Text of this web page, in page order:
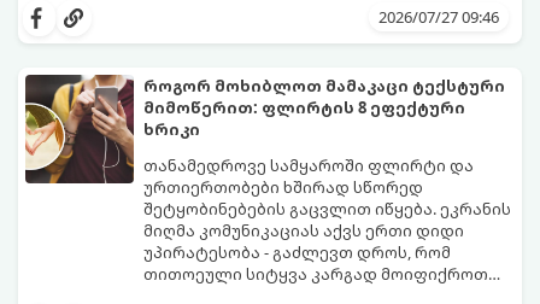
ფიზიოლოგიური და ფსიქოლოგიური
მოთმინებას მოითხოვს.
როგორ გახადოთ ეს პროცესი2026/07/27 09:46
როგორ მოხიბლოთ მამაკაცი ტექსტური
მიმოწერით: ფლირტის 8 ეფექტური
ხრიკი
თანამედროვე სამყაროში ფლირტი და
ურთიერთობები ხშირად სწორედ
შეტყობინებების გაცვლით იწყება. ეკრანის
მიღმა კომუნიკაციას აქვს ერთი დიდი
უპირატესობა - გაძლევთ დროს, რომ
თითოეული სიტყვა კარგად მოიფიქროთ